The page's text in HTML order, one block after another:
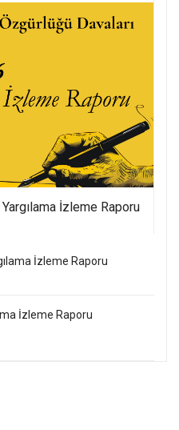
İzleme Raporu
İzleme Raporu
İzleme Raporu